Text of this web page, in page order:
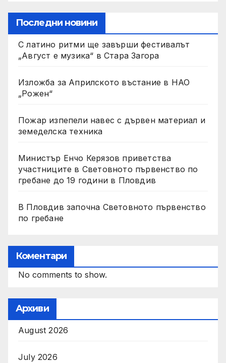
Последни новини
С латино ритми ще завърши фестивалът
„Август е музика“ в Стара Загора
Изложба за Априлското въстание в НАО
„Рожен“
Пожар изпепели навес с дървен материал и
земеделска техника
Министър Енчо Керязов приветства
участниците в Световното първенство по
гребане до 19 години в Пловдив
В Пловдив започна Световното първенство
по гребане
Коментари
No comments to show.
Архиви
August 2026
July 2026